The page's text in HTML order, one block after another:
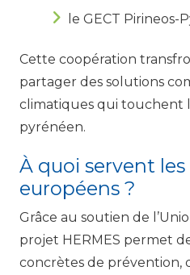
le GECT Pirineos-
Cette coopération
partager des solutions
climatiques qui touchent
pyrénéen.
À quoi servent
européens ?
Grâce au soutien de
projet HERMES permet
concrètes de prévention,